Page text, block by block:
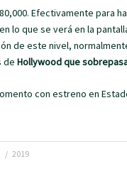
Efectivamente para
lo que se verá en la
de este nivel,
de Hollywood que
con estreno en
/ 2019